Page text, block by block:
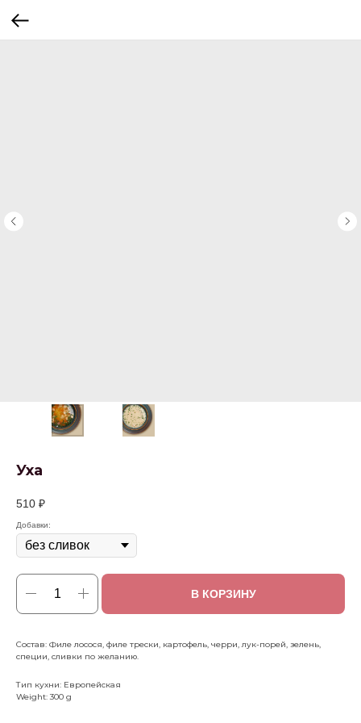
Уха
510 ₽
Добавки:
В КОРЗИНУ
Состав: Филе лосося, филе трески, картофель, черри, лук-порей, зелень,
специи, сливки по желанию.
Тип кухни: Европейская
Weight: 300 g